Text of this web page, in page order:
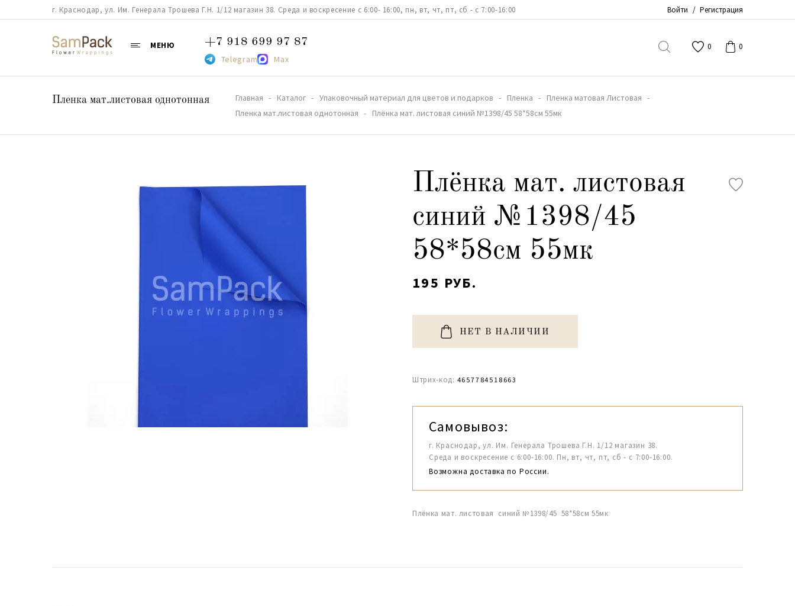
г. Краснодар, ул. Им. Генерала Трошева Г.Н. 1/12 магазин 38. Среда и воскресение с 6:00- 16:00, пн, вт, чт, пт, сб - с 7:00-16:00 Войти / Регистрация
МЕНЮ +7 918 699 97 87
Telegram Max
0 0
Пленка мат.листовая однотонная Главная Каталог Упаковочный материал для цветов и подарков Пленка
Пленка матовая Листовая
Пленка мат.листовая однотонная
Плёнка мат. листовая синий №1398/45 58*58см 55мк
Плёнка мат. листовая
синий №1398/45
58*58см 55мк
195 РУБ.
НЕТ В НАЛИЧИИ
Штрих-код: 4657784518663
Самовывоз:
г. Краснодар, ул. Им. Генерала Трошева Г.Н. 1/12 магазин 38.
Среда и воскресение с 6:00-16:00. Пн, вт, чт, пт, сб - с 7:00-16:00.
Возможна доставка по России.
Плёнка мат. листовая синий №1398/45 58*58см 55мк